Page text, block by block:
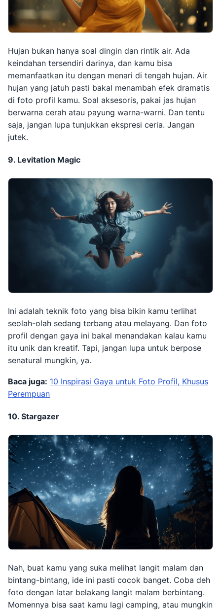
Hujan bukan hanya soal dingin dan rintik air. Ada
keindahan tersendiri darinya, dan kamu bisa
memanfaatkan itu dengan menari di tengah hujan. Air
hujan yang jatuh pasti bakal menambah efek dramatis
di foto profil kamu. Soal aksesoris, pakai jas hujan
berwarna cerah atau payung warna-warni. Dan tentu
saja, jangan lupa tunjukkan ekspresi ceria. Jangan
jutek.
9. Levitation Magic
Ini adalah teknik foto yang bisa bikin kamu terlihat
seolah-olah sedang terbang atau melayang. Dan foto
profil dengan gaya ini bakal menandakan kalau kamu
itu unik dan kreatif. Tapi, jangan lupa untuk berpose
senatural mungkin, ya.
Baca juga: 10 Inspirasi Gaya untuk Foto Profil, Khusus
Perempuan
10. Stargazer
Nah, buat kamu yang suka melihat langit malam dan
bintang-bintang, ide ini pasti cocok banget. Coba deh
foto dengan latar belakang langit malam berbintang.
Momennya bisa saat kamu lagi camping, atau mungkin